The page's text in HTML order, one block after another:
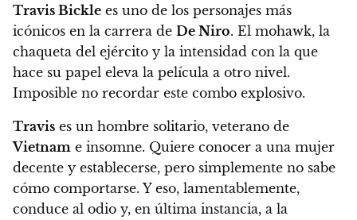
Travis Bickle es uno de los personajes más
icónicos en la carrera de De Niro. El mohawk, la
chaqueta del ejército y la intensidad con la que
hace su papel eleva la película a otro nivel.
Imposible no recordar este combo explosivo.
Travis es un hombre solitario, veterano de
Vietnam e insomne. Quiere conocer a una mujer
decente y establecerse, pero simplemente no sabe
cómo comportarse. Y eso, lamentablemente,
conduce al odio y, en última instancia, a la